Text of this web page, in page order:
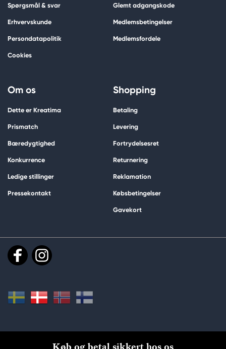
Spørgsmål & svar
Erhvervskunde
Persondatapolitik
Cookies
Glemt adgangskode
Medlemsbetingelser
Medlemsfordele
Om os
Dette er Kreatima
Prismatch
Bæredygtighed
Konkurrence
Ledige stillinger
Pressekontakt
Shopping
Betaling
Levering
Fortrydelsesret
Returnering
Reklamation
Købsbetingelser
Gavekort